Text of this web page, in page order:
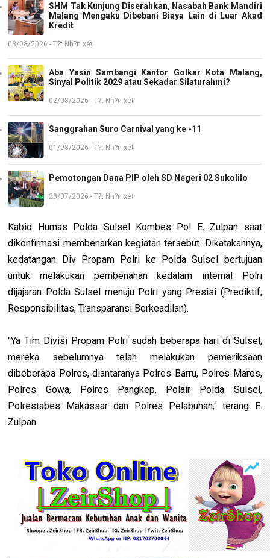
SHM Tak Kunjung Diserahkan, Nasabah Bank Mandiri
Malang Mengaku Dibebani Biaya Lain di Luar Akad
Kredit
03/08/2026 - T?t Nh?n xét
Aba Yasin Sambangi Kantor Golkar Kota Malang,
Sinyal Politik 2029 atau Sekadar Silaturahmi?
02/08/2026 - T?t Nh?n xét
Sanggrahan Suro Carnival yang ke -11
01/08/2026 - T?t Nh?n xét
Pemotongan Dana PIP oleh SD Negeri 02 Sukolilo
28/07/2026 - T?t Nh?n xét
Kabid Humas Polda Sulsel Kombes Pol E. Zulpan saat
dikonfirmasi membenarkan kegiatan tersebut. Dikatakannya,
kedatangan Div Propam Polri ke Polda Sulsel bertujuan
untuk melakukan pembenahan kedalam internal Polri
dijajaran Polda Sulsel menuju Polri yang Presisi (Prediktif,
Responsibilitas, Transparansi Berkeadilan).
"Ya Tim Divisi Propam Polri sudah beberapa hari di Sulsel,
mereka sebelumnya telah melakukan pemeriksaan
dibeberapa Polres, diantaranya Polres Barru, Polres Maros,
Polres Gowa, Polres Pangkep, Polair Polda Sulsel,
Polrestabes Makassar dan Polres Pelabuhan," terang E.
Zulpan.